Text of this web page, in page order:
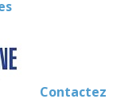
Contactez